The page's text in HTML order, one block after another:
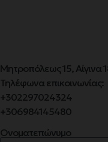
Μητροπόλεως 15, Αίγινα
Τηλέφωνα επικοινωνίας:
+302297024324
+306984145480
Ονοματεπώνυμο